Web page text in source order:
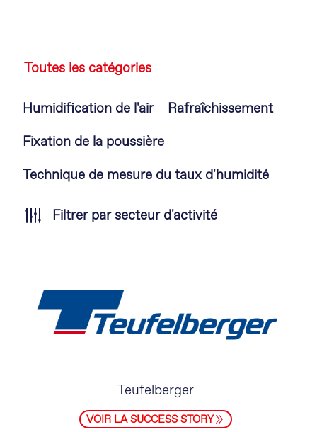
Toutes les catégories
Aller
contenu
Humidification de l'air
Rafraîchissement
Fixation de la poussière
Technique de mesure du taux d'humidité
Filtrer par secteur d'activité
Teufelberger
VOIR LA SUCCESS STORY